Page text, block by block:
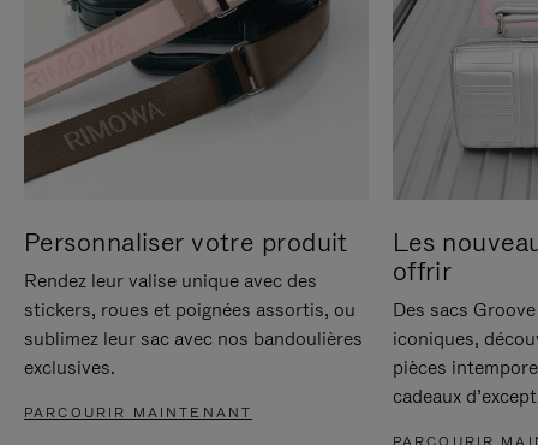
Personnaliser votre produit
Rendez leur valise unique avec des
stickers, roues et poignées assortis, ou
sublimez leur sac avec nos bandoulières
exclusives.
PARCOURIR MAINTENANT
Les
offrir
Des sacs
iconiques,
pièces
cadeaux